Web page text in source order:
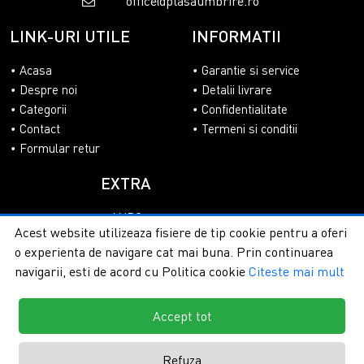
Investeste inteligent in siguranta culturilor tale si opteaza
pentru o
care imbina tehnologia UV cu
flexibilitatea necesara montajului pe diverse structuri
(arcade, stalpi de beton sau lemn). Disponibila in role de
dimensiuni variate, aceasta
plasa protectie grindina
usor de manipulat si de depozitat in extrasezon. Nu lasa
premium si asigura-ti o recolta bogata si sanatoasa.
rapida direct la tine acasa!
LINK-URI UTILE
Acasa
Despre noi
Categorii
Contact
Formular retur
INFORMATII
Garantie si service
Detalii livrare
Confidentialitate
Termeni si conditii
EXTRA
ANPC
SOL
Copyright © 2026 - PlasaUmbrire.ro | Toate drepturile
rezervate.Creare magazine online by ITeXclusiv.ro
Acest website utilizeaza fisiere de tip cookie pentru a oferi
o experienta de navigare cat mai buna. Prin continuarea
navigarii, esti de acord cu Politica cookie Citeste mai mult
Accept tot
Refuza